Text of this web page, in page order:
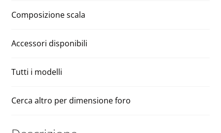
Composizione scala
Accessori disponibili
Tutti i modelli
Cerca altro per dimensione foro